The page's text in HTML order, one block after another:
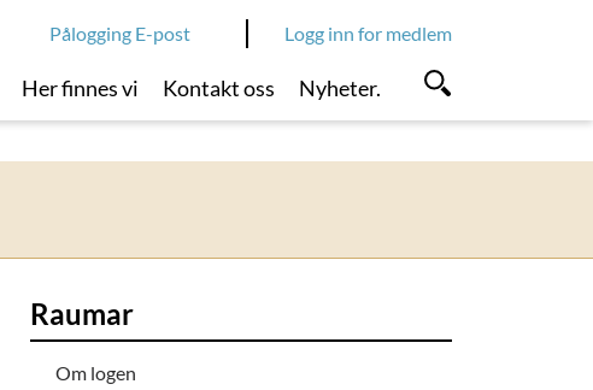
Logg inn for medlem
Pålogging E-post
Her finnes vi Kontakt oss Nyheter.
Raumar
Om logen